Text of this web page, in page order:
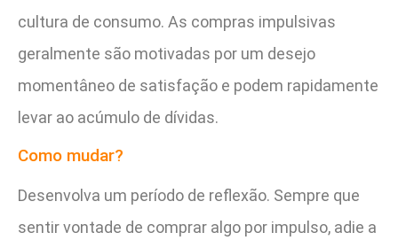
cultura de consumo. As compras impulsivas
geralmente são motivadas por um desejo
momentâneo de satisfação e podem rapidamente
levar ao acúmulo de dívidas.
Como mudar?
Desenvolva um período de reflexão. Sempre que
sentir vontade de comprar algo por impulso, adie a